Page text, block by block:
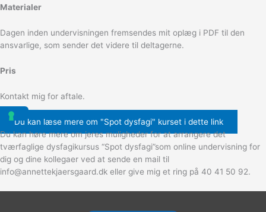
Materialer
Dagen inden undervisningen fremsendes mit oplæg i PDF til den
ansvarlige, som sender det videre til deltagerne.
Pris
Kontakt mig for aftale.
Du kan læse mere om "Spot dysfagi" kurset i dette link
Du kan høre mere om jeres muligheder for at arrangere det
tværfaglige dysfagikursus “Spot dysfagi”som online undervisning for
dig og dine kollegaer ved at sende en mail til
info@annettekjaersgaard.dk eller give mig et ring på 40 41 50 92.